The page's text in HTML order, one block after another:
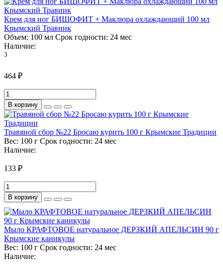
Крем для ног БИШОФИТ + Маклюра охлаждающий 100 мл
Крымский Травник
Объем: 100 мл Срок годности: 24 мес
Наличие:
3
464 ₽
В корзину
Травяной сбор №22 Бросаю курить 100 г Крымские Традиции
Вес: 100 г Срок годности: 24 мес
Наличие:
133 ₽
В корзину
Мыло КРАФТОВОЕ натуральное ДЕРЗКИЙ АПЕЛЬСИН 90 г
Крымские каникулы
Вес: 100 г Срок годности: 24 мес
Наличие: